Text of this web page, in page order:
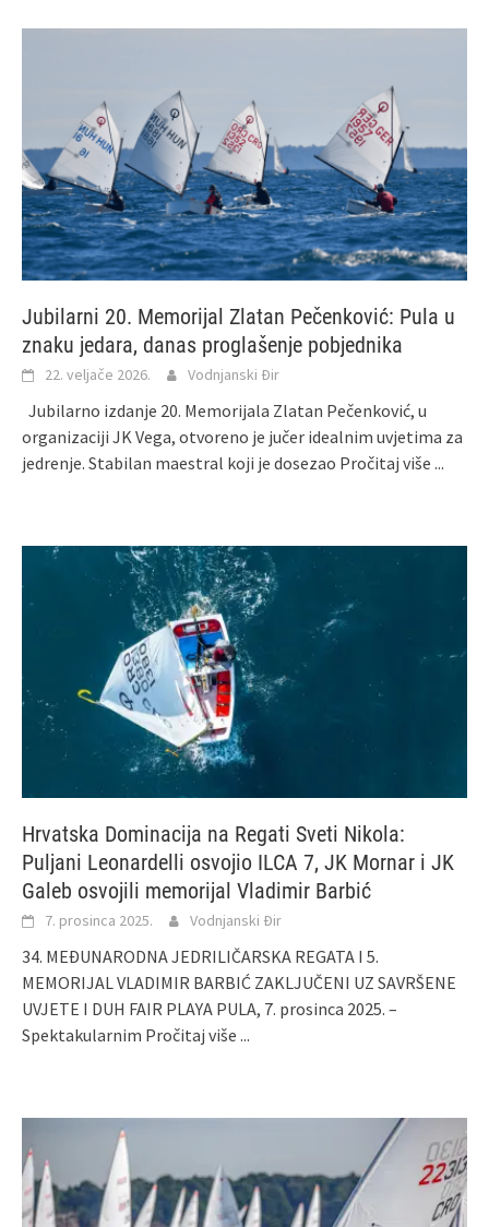
Jubilarni 20. Memorijal Zlatan Pečenković: Pula u
znaku jedara, danas proglašenje pobjednika
22. veljače 2026. Vodnjanski Đir
Jubilarno izdanje 20. Memorijala Zlatan Pečenković, u
organizaciji JK Vega, otvoreno je jučer idealnim uvjetima za
jedrenje. Stabilan maestral koji je dosezao Pročitaj više ...
Hrvatska Dominacija na Regati Sveti Nikola:
Puljani Leonardelli osvojio ILCA 7, JK Mornar i JK
Galeb osvojili memorijal Vladimir Barbić
7. prosinca 2025. Vodnjanski Đir
34. MEĐUNARODNA JEDRILIČARSKA REGATA I 5.
MEMORIJAL VLADIMIR BARBIĆ ZAKLJUČENI UZ SAVRŠENE
UVJETE I DUH FAIR PLAYA PULA, 7. prosinca 2025. –
Spektakularnim Pročitaj više ...